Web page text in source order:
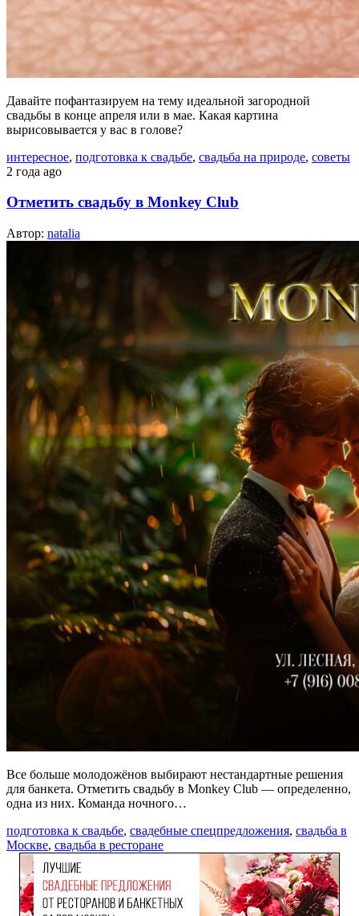
Давайте пофантазируем на тему идеальной загородной
свадьбы в конце апреля или в мае. Какая картина
вырисовывается у вас в голове?
интересное, подготовка к свадьбе, свадьба на природе, советы
2 года ago
Отметить свадьбу в Monkey Club
Автор: natalia
Все больше молодожёнов выбирают нестандартные решения
для банкета. Отметить свадьбу в Monkey Club — определенно,
одна из них. Команда ночного…
подготовка к свадьбе, свадебные спецпредложения, свадьба в
Москве, свадьба в ресторане